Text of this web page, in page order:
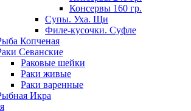
Консервы 160 гр.
Супы. Уха. Щи
Филе-кусочки. Суфле
Копченая
Севанские
Раковые шейки
Раки живые
Раки варенные
Икра